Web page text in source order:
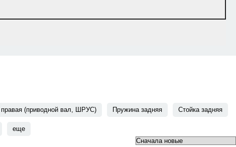
правая (приводной вал, ШРУС) Пружина задняя Стойка задняя
еще